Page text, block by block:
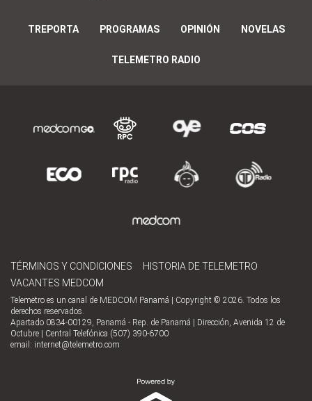
TREPORTA PROGRAMAS OPINIÓN NOVELAS
TELEMETRO RADIO
TÉRMINOS Y CONDICIONES
HISTORIA DE TELEMETRO
VACANTES MEDCOM
Telemetro es un canal de MEDCOM Panamá | Copyright © 2026. Todos los
derechos reservados.
Apartado 0834-00129, Panamá - Rep. de Panamá | Dirección, Avenida 12 de
Octubre | Central Telefónica (507) 390-6700
email: internet@telemetro.com